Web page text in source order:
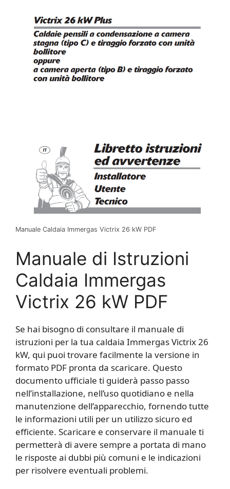
Manuale Caldaia Immergas Victrix 26 kW PDF
Manuale di Istruzioni
Caldaia Immergas
Victrix 26 kW PDF
Se hai bisogno di consultare il manuale di
istruzioni per la tua caldaia Immergas Victrix 26
kW, qui puoi trovare facilmente la versione in
formato PDF pronta da scaricare. Questo
documento ufficiale ti guiderà passo passo
nell’installazione, nell’uso quotidiano e nella
manutenzione dell’apparecchio, fornendo tutte
le informazioni utili per un utilizzo sicuro ed
efficiente. Scaricare e conservare il manuale ti
permetterà di avere sempre a portata di mano
le risposte ai dubbi più comuni e le indicazioni
per risolvere eventuali problemi.